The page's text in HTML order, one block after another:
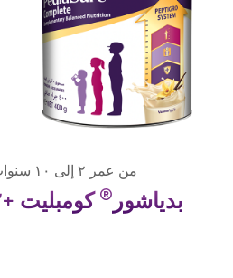
من عمر ٢ إلى ١٠ سنوات
بدياشور ® كومبليت +٢